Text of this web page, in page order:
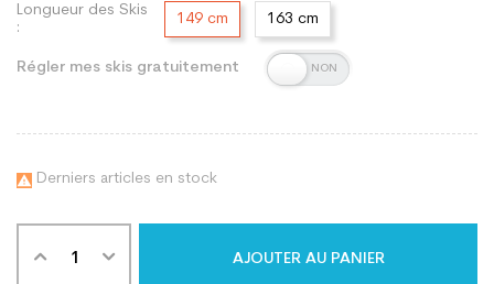
Longueur des Skis
:
149 cm 163 cm
Régler mes skis gratuitement
 Derniers articles en stock
AJOUTER AU PANIER